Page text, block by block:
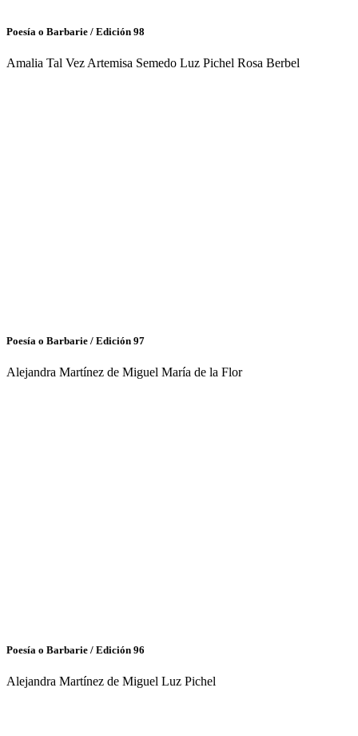
Poesía o Barbarie / Edición 98
Amalia Tal Vez Artemisa Semedo Luz Pichel Rosa Berbel
Poesía o Barbarie / Edición 97
Alejandra Martínez de Miguel María de la Flor
Poesía o Barbarie / Edición 96
Alejandra Martínez de Miguel Luz Pichel